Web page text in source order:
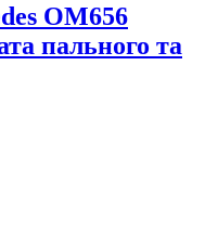
OM656
пального та